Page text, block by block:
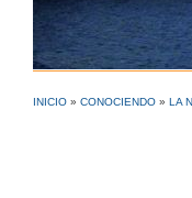
INICIO » CONOCIENDO » LA